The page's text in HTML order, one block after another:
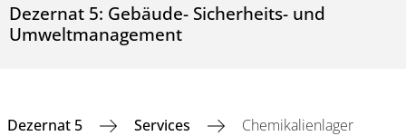
Dezernat 5: Gebäude- Sicherheits- und
Umweltmanagement
Dezernat 5 Services Chemikalienlager